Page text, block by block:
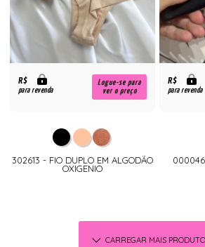
R$
para revenda
Logue-se para
ver o preço
302613 - FIO DUPLO EM ALGODÃO
OXIGENIO
R$
para revenda
000046
CARREGAR MAIS